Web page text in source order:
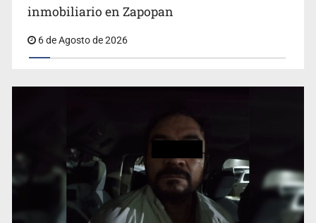
Zapopan
inmobiliario en Zapopan
6 de Agosto de 2026